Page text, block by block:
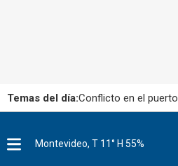
Temas del día:Conflicto en el puerto
M
Montevideo, T 11° H 55%